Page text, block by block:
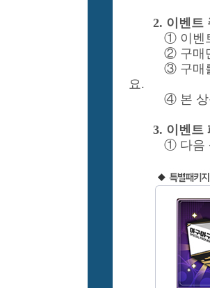
2. 이벤트
① 이벤
② 구매
③ 구매
요.
④ 본 상
3. 이벤트
① 다음